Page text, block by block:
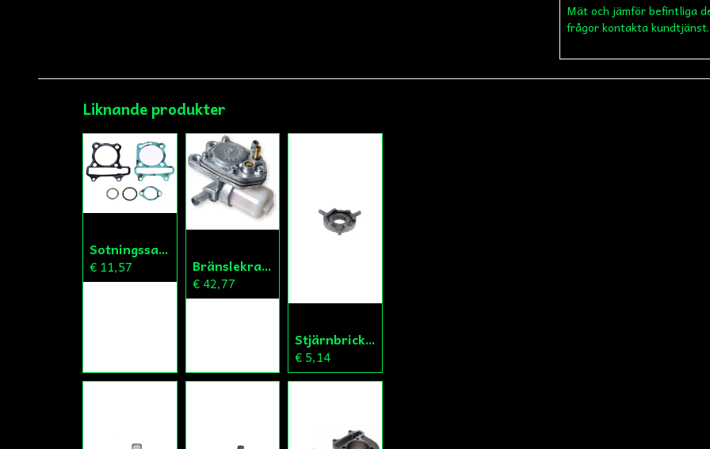
name
Namn
Mät och jämför befintliga
frågor kontakta kundtjänst.
Liknande produkter
Sotningssats150cc GY6
€ 11,57 Bränslekran/Vakuumpump PGO
€ 42,77
Stjärnbricka 13/14mm
€ 5,14